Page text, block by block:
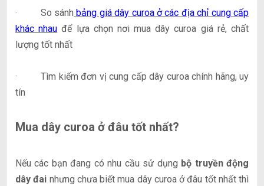
· So sánh bảng giá dây curoa ở các địa chỉ cung cấp
khác nhau để lựa chọn nơi mua dây curoa giá rẻ, chất
lượng tốt nhất
· Tìm kiếm đơn vị cung cấp dây curoa chính hãng, uy
tín
Mua dây curoa ở đâu tốt nhất?
Nếu các bạn đang có nhu cầu sử dụng bộ truyền động
dây đai nhưng chưa biết mua dây curoa ở đâu tốt nhất thì